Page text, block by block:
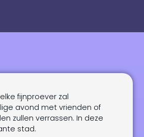
fijnproever zal
avond met vrienden of
zullen verrassen. In deze
stad.